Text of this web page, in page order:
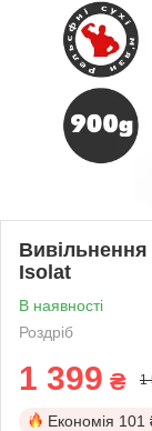
Вивільнення
Isolat
В наявності
Роздріб
1 399 ₴ 1
Економія 101